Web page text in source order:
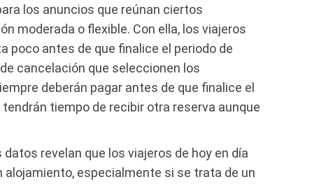
los anuncios que reúnan ciertos
moderada o flexible. Con ella, los viajeros
poco antes de que finalice el periodo de
cancelación que seleccionen los
deberán pagar antes de que finalice el
tiempo de recibir otra reserva aunque
revelan que los viajeros de hoy en día
alojamiento, especialmente si se trata de un